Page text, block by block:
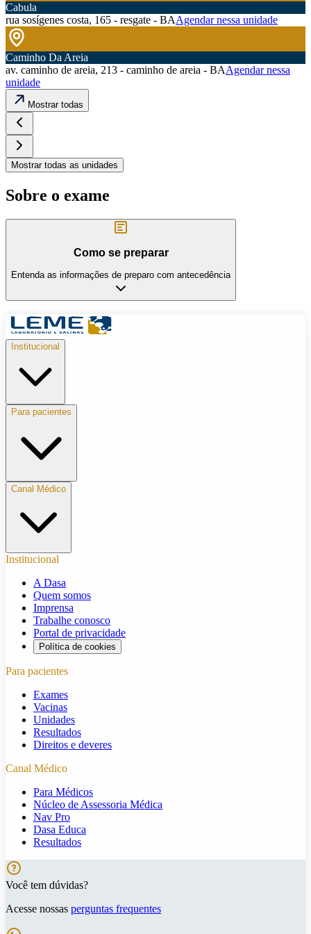
Cabula
rua sosígenes costa, 165 - resgate - BAAgendar nessa unidade
Caminho Da Areia
av. caminho de areia, 213 - caminho de areia - BAAgendar nessa
unidade
Mostrar todas
Mostrar todas as unidades
Sobre o exame
Como se preparar
Entenda as informações de preparo com antecedência
Institucional
Para pacientes
Canal Médico
Institucional
A Dasa
Quem somos
Imprensa
Trabalhe conosco
Portal de privacidade
Política de cookies
Para pacientes
Exames
Vacinas
Unidades
Resultados
Direitos e deveres
Canal Médico
Para Médicos
Núcleo de Assessoria Médica
Nav Pro
Dasa Educa
Resultados
Você tem dúvidas?
Acesse nossas perguntas frequentes